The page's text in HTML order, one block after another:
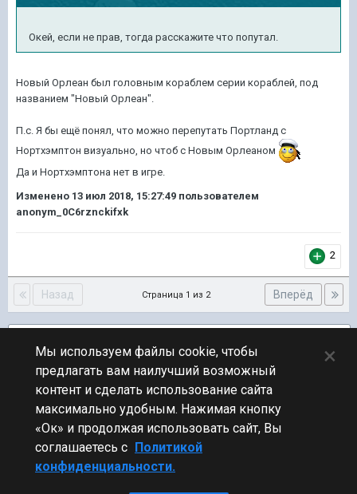
Окей, если не прав, тогда расскажите что попутал.
Новый Орлеан был головным кораблем серии кораблей, под
названием "Новый Орлеан".
П.с. Я бы ещё понял, что можно перепутать Портланд с
Нортхэмптон визуально, но чтоб с Новым Орлеаном
Да и Нортхэмптона нет в игре.
Изменено 13 июл 2018, 15:27:49 пользователем
anonym_0C6rznckifxk
2
Назад Вперёд
Страница 1 из 2
ПЕРЕЙТИ К СПИСКУ ТЕМ
Флудилка
Стиль
Мы используем файлы cookie, чтобы
предлагать вам наилучший возможный
контент и сделать использование сайта
максимально удобным. Нажимая кнопку
«Ок» и продолжая использовать сайт, Вы
соглашаетесь с Политикой
конфиденциальности.
×